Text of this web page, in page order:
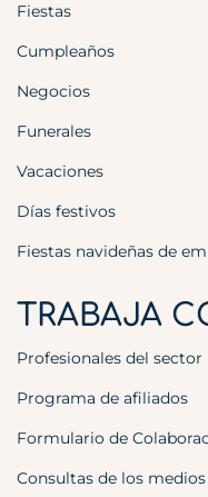
Fiestas
Cumpleaños
Negocios
Funerales
Vacaciones
Días festivos
Fiestas navideñas de
TRABAJA
Profesionales del sector
Programa de afiliados
Formulario de
Consultas de los